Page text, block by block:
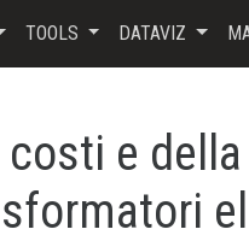
TOOLS DATAVIZ
e